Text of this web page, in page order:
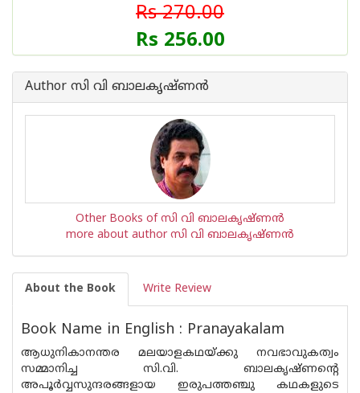
Rs 270.00
Rs 256.00
Author സി വി ബാലകൃഷ്‌ണന്‍
Other Books of സി വി ബാലകൃഷ്‌ണന്‍
more about author സി വി ബാലകൃഷ്‌ണന്‍
About the Book Write Review
Book Name in English : Pranayakalam
ആധുനികാനന്തര മലയാളകഥയ്ക്കു നവഭാവുകത്വം
സമ്മാനിച്ച സി.വി. ബാലകൃഷ്‌ണൻ്റെ
അപൂർവ്വസുന്ദരങ്ങളായ ഇരുപത്തഞ്ചു കഥകളുടെ